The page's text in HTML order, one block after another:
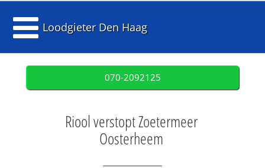
Loodgieter Den Haag
070-2092125
Riool verstopt Zoetermeer
Oosterheem